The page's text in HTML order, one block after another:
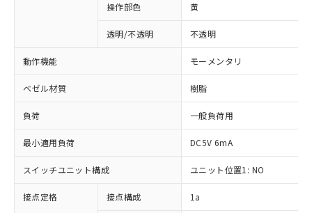
操作部色 黄
透明/不透明 不透明
動作機能 モーメンタリ
ベゼル材質 樹脂
負荷 一般負荷用
最小適用負荷 DC5V 6mA
スイッチユニット構成 ユニット位置1: NO
接点定格 接点構成 1a